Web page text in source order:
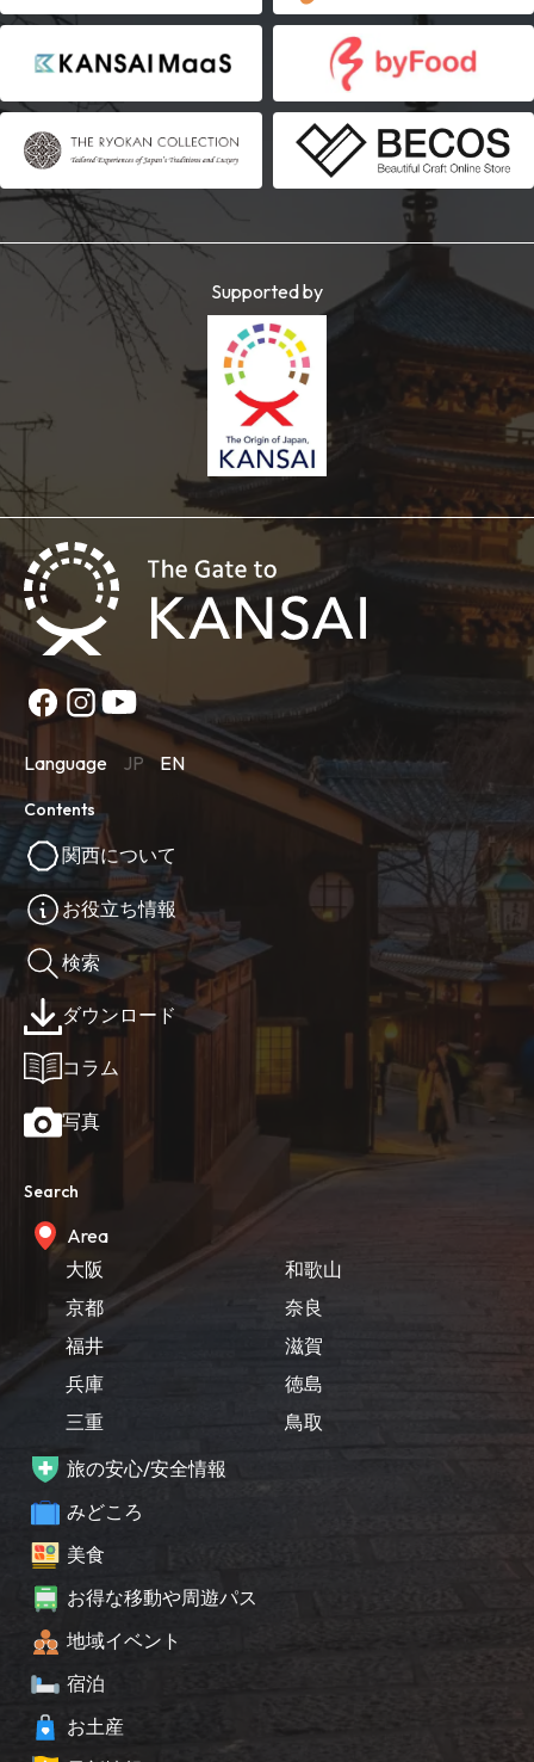
Supported by
Language JP EN
Contents
関西について
お役立ち情報
検索
ダウンロード
コラム
写真
Search
Area
大阪
京都
福井
兵庫
三重
和歌山
奈良
滋賀
徳島
鳥取
旅の安心/安全情報
みどころ
美食
お得な移動や周遊パス
地域イベント
宿泊
お土産